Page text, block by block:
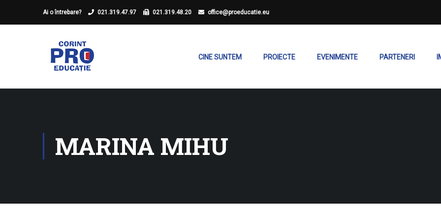
Ai o întrebare? 021.319.47.97 021.319.48.20 office@proeducatie.eu
CINE SUNTEM PROIECTE EVENIMENTE PARTENERI
MARINA MIHU